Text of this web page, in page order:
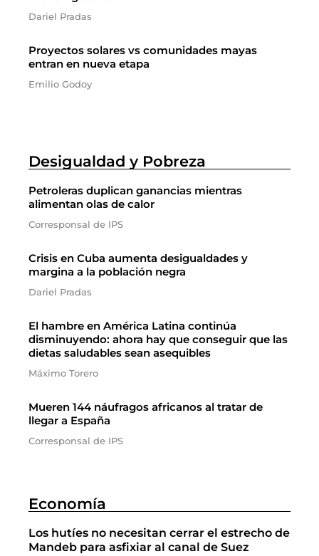
Dariel Pradas
Proyectos solares vs comunidades mayas
entran en nueva etapa
Emilio Godoy
Desigualdad y Pobreza
Petroleras duplican ganancias mientras
alimentan olas de calor
Corresponsal de IPS
Crisis en Cuba aumenta desigualdades y
margina a la población negra
Dariel Pradas
El hambre en América Latina continúa
disminuyendo: ahora hay que conseguir que las
dietas saludables sean asequibles
Máximo Torero
Mueren 144 náufragos africanos al tratar de
llegar a España
Corresponsal de IPS
Economía
Los hutíes no necesitan cerrar el estrecho de
Mandeb para asfixiar al canal de Suez